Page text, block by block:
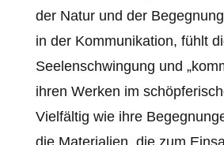
der Natur und der
in der Kommunikation, fühlt
Seelenschwingung und
ihren Werken im
Vielfältig wie ihre